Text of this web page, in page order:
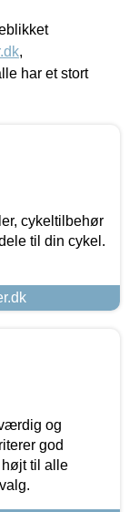
,
har et stort
cykeltilbehør
til din cykel.
og
god
højt til alle